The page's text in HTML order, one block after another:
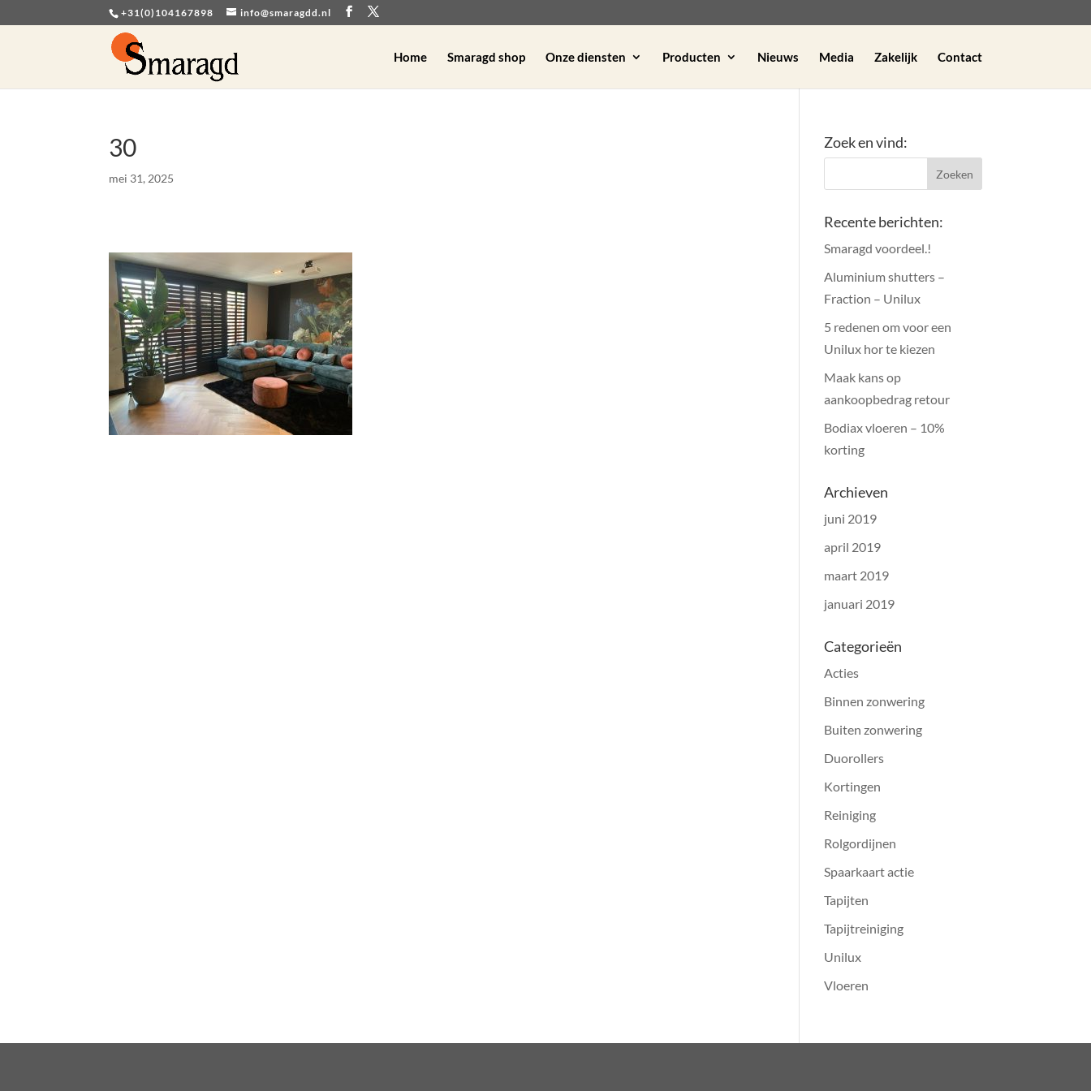
+31(0)104167898 info@smaragdd.nl
Home Smaragd shop Onze diensten Producten Nieuws Media Zakelijk Contact
30
mei 31, 2025
Zoek en vind:
Recente berichten:
Smaragd voordeel.!
Aluminium shutters –
Fraction – Unilux
5 redenen om voor een
Unilux hor te kiezen
Maak kans op
aankoopbedrag retour
Bodiax vloeren – 10%
korting
Archieven
juni 2019
april 2019
maart 2019
januari 2019
Categorieën
Acties
Binnen zonwering
Buiten zonwering
Duorollers
Kortingen
Reiniging
Rolgordijnen
Spaarkaart actie
Tapijten
Tapijtreiniging
Unilux
Vloeren